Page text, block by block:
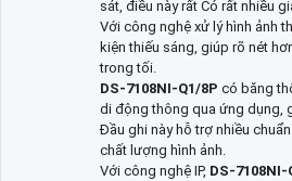
sát, điều này rất Có rất nhiều
Với công nghệ xử lý hình ảnh
kiện thiếu sáng, giúp rõ nét
trong tối.
DS-7108NI-Q1/8P có băng
di động thông qua ứng dụng,
Đầu ghi này hỗ trợ nhiều
chất lượng hình ảnh.
Với công nghệ IP, DS-7108NI-